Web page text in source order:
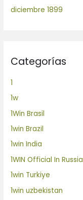
diciembre 1899
Categorías
1
1w
1Win Brasil
1win Brazil
1win India
1WIN Official In Russia
1win Turkiye
1win uzbekistan